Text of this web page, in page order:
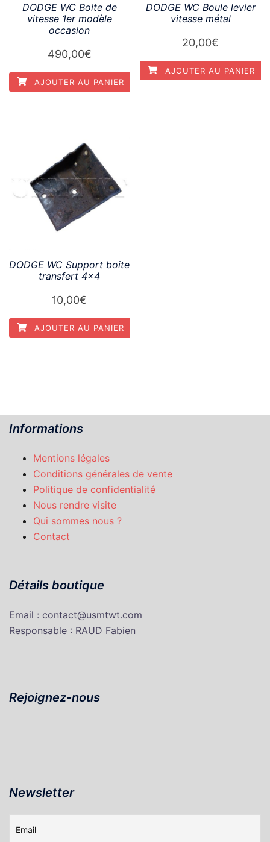
DODGE WC Boite de
vitesse 1er modèle
occasion
490,00€
AJOUTER AU PANIER
DODGE WC Boule levier
vitesse métal
20,00€
AJOUTER AU PANIER
DODGE WC Support boite
transfert 4×4
10,00€
AJOUTER AU PANIER
Informations
Mentions légales
Conditions générales de vente
Politique de confidentialité
Nous rendre visite
Qui sommes nous ?
Contact
Détails boutique
Email : contact@usmtwt.com
Responsable : RAUD Fabien
Rejoignez-nous
Newsletter